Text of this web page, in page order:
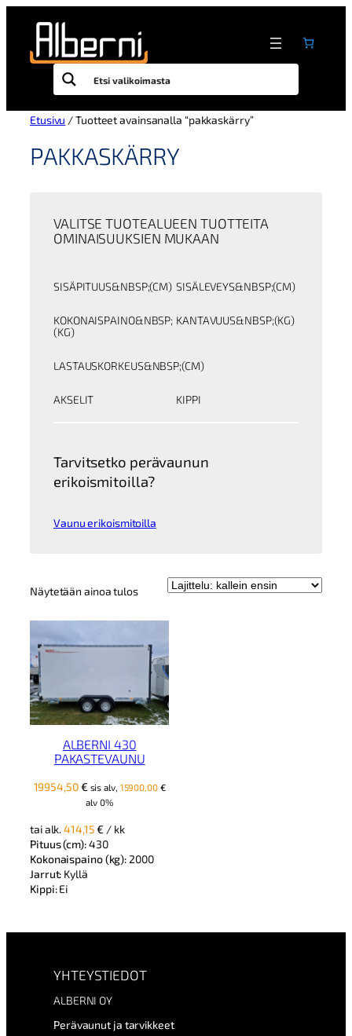
sisältöön
Etusivu / Tuotteet avainsanalla “pakkaskärry”
PAKKASKÄRRY
VALITSE TUOTEALUEEN TUOTTEITA
OMINAISUUKSIEN MUKAAN
SISÄPITUUS&NBSP;(CM) SISÄLEVEYS&NBSP;(CM)
KOKONAISPAINO&NBSP;
(KG)
KANTAVUUS&NBSP;(KG)
LASTAUSKORKEUS&NBSP;(CM)
AKSELIT KIPPI
Tarvitsetko perävaunun
erikoismitoilla?
Vaunu erikoismitoilla
Näytetään ainoa tulos
ALBERNI 430
PAKASTEVAUNU
19954,50€ sis alv, 15900,00 €
alv 0%
tai alk.414,15€ / kk
Pituus (cm):430
Kokonaispaino (kg): 2000
Jarrut: Kyllä
Kippi:Ei
YHTEYSTIEDOT
ALBERNI OY
Perävaunut ja tarvikkeet